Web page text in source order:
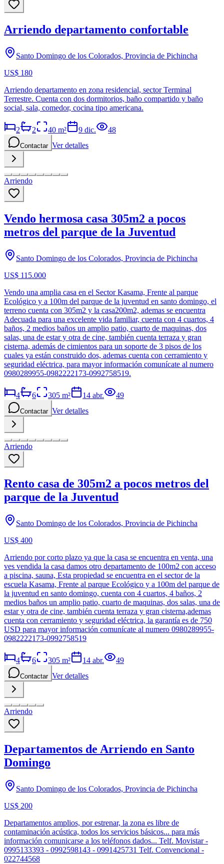
Arriendo departamento confortable
Santo Domingo de los Colorados, Provincia de Pichincha
US$ 180
Arriendo departamento en zona residencial, sector Terminal
Terrestre. Cuenta con dos dormitorios, baño compartido y baño
social, sala, comedor, cocina tipo americana.
2 2 40 m² 9 dic. 48
Contactar Ver detalles
Arriendo
Vendo hermosa casa 305m2 a pocos
metros del parque de la Juventud
Santo Domingo de los Colorados, Provincia de Pichincha
US$ 115.000
Vendo una amplia casa en el Sector Kasama, Frente al parque
Ecológico y a 100m del parque de la juventud en santo domingo, el
terreno cuenta con 305m2 y la casa200m2, ademas se encuentra
Adecuada para una excelente vida familiar, cuenta con 4 cuartos, 4
baños, 2 medios baños un amplio patio, cuarto de maquinas, dos
salas, una de estar y otra de cine, también cuenta terraza y gran
cisterna, además de cimientos para un soporte de 3 pisos de los
cuales ya están construido dos, ademas cuenta con cerramiento y
seguridad eléctrica, para mayor información comunícate al numero
0980289955-0982222173-0992758519.
4 6 305 m² 14 abr. 49
Contactar Ver detalles
Arriendo
Rento casa de 305m2 a pocos metros del
parque de la Juventud
Santo Domingo de los Colorados, Provincia de Pichincha
US$ 400
Arriendo por corto plazo ya que la casa se encuentra en venta, una
ves vendida la casa damos otro departamento de 100m2 con acceso
a piscina, sauna, Esta propiedad se encuentra en el sector de la
escuela Kasama, Frente al parque Ecológico y a 100m del parque de
la juventud en santo domingo, cuenta con 4 cuartos, 4 baños, 2
medios baños un amplio patio, cuarto de maquinas, dos salas, una de
estar y otra de cine, también cuenta terraza y gran cisterna,ademas
cuenta con cerramiento y seguridad eléctrica, la garantía es de 750
USD para mayor información comunícate al numero 0980289955-
0982222173-0992758519
4 6 305 m² 14 abr. 49
Contactar Ver detalles
Arriendo
Departamentos de Arriendo en Santo
Domingo
Santo Domingo de los Colorados, Provincia de Pichincha
US$ 200
Departamentos amplios, por estrenar, la zona es libre de
contaminación acústica, todos los servicios básicos... para más
información comunicarse a los teléfonos dados... Telf. Movistar -
0995133393 - 0992598143 - 0991425731 Telf. Convencional -
022744568